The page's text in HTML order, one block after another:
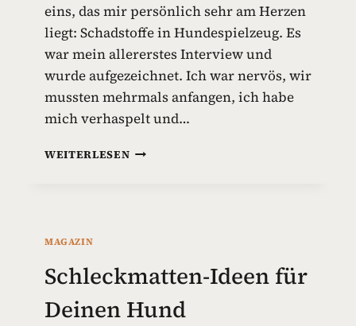
eins, das mir persönlich sehr am Herzen
liegt: Schadstoffe in Hundespielzeug. Es
war mein allererstes Interview und
wurde aufgezeichnet. Ich war nervös, wir
mussten mehrmals anfangen, ich habe
mich verhaspelt und…
WEITERLESENG
F
E
I
MAGAZIN
Schleckmatten-Ideen für
Deinen Hund